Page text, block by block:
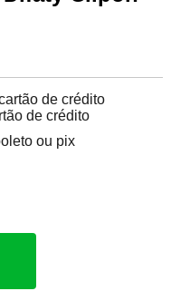
de crédito
de crédito
ou pix